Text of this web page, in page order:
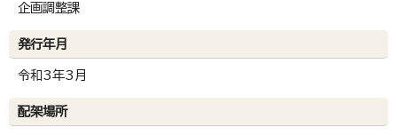
企画調整課
発行年月
令和3年3月
配架場所